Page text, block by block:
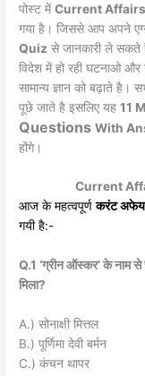
c
e
b
o
o
at
s
A
p
p
e
a
पोस्ट मेंCurrent
गया है। जिससे आप अपने
Quiz से जानकारी ले
विदेश में हो रही घटनाओ और
सामान्य ज्ञान को बढ़ाते है।
पूछे जाते है इसलिए यह11
QuestionsWith
होंगे।
Current
आज के महत्वपूर्णकरंट
गयी है:-
Q.1 ‘ग्रीन ऑस्कर’ के नाम से
मिला?
A.) सोनाक्षी मित्तल
B.) पूर्णिमा देवी बर्मन
C.) कंचन थापर